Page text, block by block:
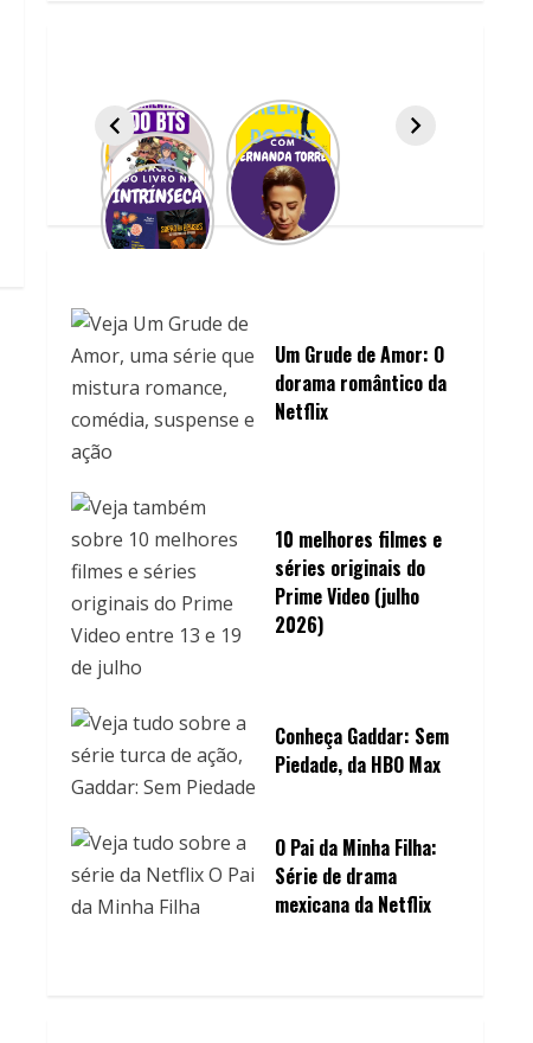
Um Grude de Amor: O
dorama romântico da
Netflix
10 melhores filmes e
séries originais do
Prime Video (julho
2026)
Conheça Gaddar: Sem
Piedade, da HBO Max
O Pai da Minha Filha:
Série de drama
mexicana da Netflix